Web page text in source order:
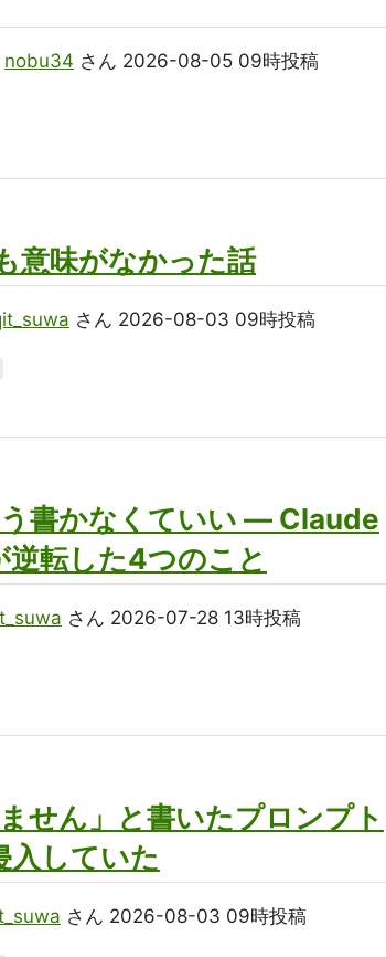
nobu34 さん 2026-08-05 09時投稿
意味がなかった話
さん 2026-08-03 09時投稿
う書かなくていい — Claude
転した4つのこと
さん 2026-07-28 13時投稿
せん」と書いたプロンプト
入していた
さん 2026-08-03 09時投稿